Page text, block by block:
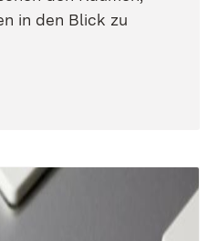
in den Blick zu